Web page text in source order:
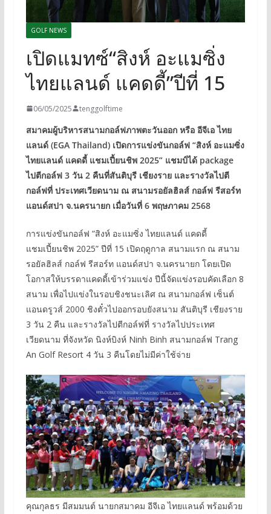
GOLF NEWS
เปิดแมทซ์“สิงห์ อะแมซิ่ง
ไทยแลนด์ แคดดี้”ปีที่ 15
06/05/2025 tenggolftime
สมาคมผู้บริหารสนามกอล์ฟภาพตะวันออก หรือ อีจีเอ ไทย
แลนด์ (EGA Thailand) เปิดการแข่งขันกอล์ฟ “สิงห์ อะแมซิ่ง
ไทยแลนด์ แคดดี้ แชมเปี้ยนชิพ 2025” แชมป์ได้ package
ไปตีกอล์ฟ 3 วัน 2 คืนที่สันติบุรี เชียงราย และรางวัลไปตี
กอล์ฟที่ ประเทศเวียดนาม ณ สนามรอยัลฮิลส์ กอล์ฟ รีสอร์ท
แอนด์สปา จ.นครนายก เมื่อวันที่ 6 พฤษภาคม 2568
การแข่งขันกอล์ฟ “สิงห์ อะแมซิ่ง ไทยแลนด์ แคดดี้
แชมเปี้ยนชิพ 2025” ปีที่ 15 เปิดฤดูกาล สนามแรก ณ สนาม
รอยัลฮิลส์ กอล์ฟ รีสอร์ท แอนด์สปา จ.นครนายก โดยเปิด
โอกาสให้บรรดาแคดดี้เข้าร่วมแข่ง ปีนี้จัดแข่งรอบคัดเลือก 8
สนาม เพื่อไปแข่งในรอบชิงชนะเลิศ ณ สนามกอล์ฟ เซ็นต์
แอนดรูวส์ 2000 ชิงตั๋วไปออกรอบยังสนาม สันติบุรี เชียงราย
3 วัน 2 คืน และรางวัลไปตีกอล์ฟที่ รางวัลไปประเทศ
เวียดนาม ที่จังหวัด นิงห์บิงห์ Ninh Binh สนามกอล์ฟ Trang
An Golf Resort 4 วัน 3 คืนโดยไม่มีค่าใช้จ่าย
คุณกุลธร มีสมมนต์ นายกสมาคม อีจีเอ ไทยแลนด์ พร้อมด้วย